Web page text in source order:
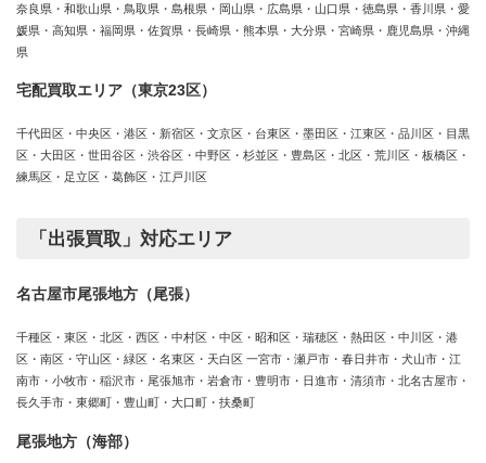
奈良県・和歌山県・鳥取県・島根県・岡山県・広島県・山口県・徳島県・香川県・愛
媛県・高知県・福岡県・佐賀県・長崎県・熊本県・大分県・宮崎県・鹿児島県・沖縄
県
宅配買取エリア（東京23区）
千代田区・中央区・港区・新宿区・文京区・台東区・墨田区・江東区・品川区・目黒
区・大田区・世田谷区・渋谷区・中野区・杉並区・豊島区・北区・荒川区・板橋区・
練馬区・足立区・葛飾区・江戸川区
「出張買取」対応エリア
名古屋市尾張地方（尾張）
千種区・東区・北区・西区・中村区・中区・昭和区・瑞穂区・熱田区・中川区・港
区・南区・守山区・緑区・名東区・天白区 一宮市・瀬戸市・春日井市・犬山市・江
南市・小牧市・稲沢市・尾張旭市・岩倉市・豊明市・日進市・清須市・北名古屋市・
長久手市・東郷町・豊山町・大口町・扶桑町
尾張地方（海部）